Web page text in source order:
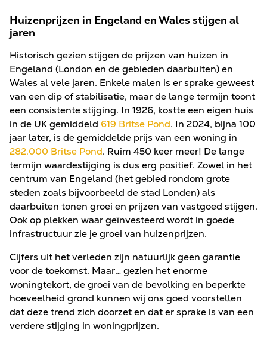
Huizenprijzen in Engeland en Wales stijgen al
jaren
Historisch gezien stijgen de prijzen van huizen in
Engeland (London en de gebieden daarbuiten) en
Wales al vele jaren. Enkele malen is er sprake geweest
van een dip of stabilisatie, maar de lange termijn toont
een consistente stijging. In 1926, kostte een eigen huis
in de UK gemiddeld 619 Britse Pond. In 2024, bijna 100
jaar later, is de gemiddelde prijs van een woning in
282.000 Britse Pond. Ruim 450 keer meer! De lange
termijn waardestijging is dus erg positief. Zowel in het
centrum van Engeland (het gebied rondom grote
steden zoals bijvoorbeeld de stad Londen) als
daarbuiten tonen groei en prijzen van vastgoed stijgen.
Ook op plekken waar geïnvesteerd wordt in goede
infrastructuur zie je groei van huizenprijzen.
Cijfers uit het verleden zijn natuurlijk geen garantie
voor de toekomst. Maar… gezien het enorme
woningtekort, de groei van de bevolking en beperkte
hoeveelheid grond kunnen wij ons goed voorstellen
dat deze trend zich doorzet en dat er sprake is van een
verdere stijging in woningprijzen.